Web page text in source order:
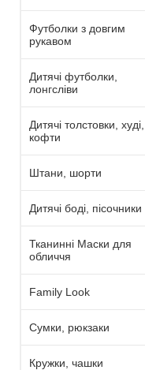
Футболки з довгим
рукавом
Дитячі футболки,
лонгсліви
Дитячі толстовки, худі,
кофти
Штани, шорти
Дитячі боді, пісочники
Тканинні Маски для
обличчя
Family Look
Сумки, рюкзаки
Кружки, чашки